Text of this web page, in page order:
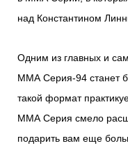
над Константином
Одним из главных и
ММА Серия-94 станет
такой формат
ММА Серия смело
подарить вам еще